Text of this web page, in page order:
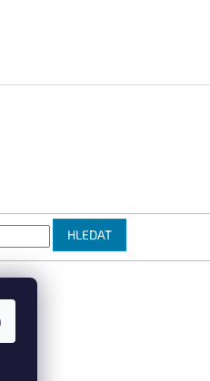
HLEDAT